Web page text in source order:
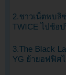
2.ชาวเน็ตพบลิ
TWICE ไปช้อ
3.The Black
YG ย้ายอฟฟิศ